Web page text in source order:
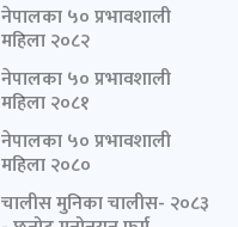
नेपालका ५० प्रभावशाली
महिला २०८२
नेपालका ५० प्रभावशाली
महिला २०८१
नेपालका ५० प्रभावशाली
महिला २०८०
चालीस मुनिका चालीस- २०८३